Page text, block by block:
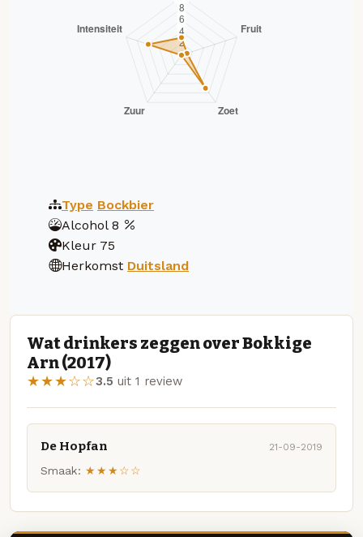
Type Bockbier
Alcohol 8
Kleur 75
Herkomst Duitsland
Wat drinkers zeggen over Bokkige
Arn (2017)
★★★☆☆3.5 uit 1 review
De Hopfan 21-09-2019
Smaak: ★★★☆☆